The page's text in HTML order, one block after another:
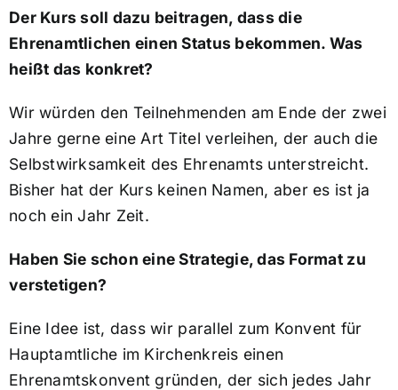
Der Kurs soll dazu beitragen, dass die
Ehrenamtlichen einen Status bekommen. Was
heißt das konkret?
Wir würden den Teilnehmenden am Ende der zwei
Jahre gerne eine Art Titel verleihen, der auch die
Selbstwirksamkeit des Ehrenamts unterstreicht.
Bisher hat der Kurs keinen Namen, aber es ist ja
noch ein Jahr Zeit.
Haben Sie schon eine Strategie, das Format zu
verstetigen?
Eine Idee ist, dass wir parallel zum Konvent für
Hauptamtliche im Kirchenkreis einen
Ehrenamtskonvent gründen, der sich jedes Jahr